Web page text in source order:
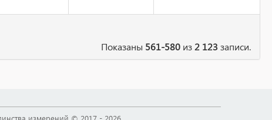
Показаны 561-580 из2 123 записи.
измерений © 2017 - 2026